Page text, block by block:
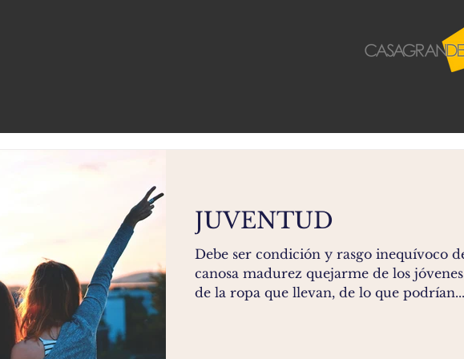
JUVENTUD
Debe ser condición y rasgo inequívoco
canosa madurez quejarme de los
de la ropa que llevan, de lo que podrían...